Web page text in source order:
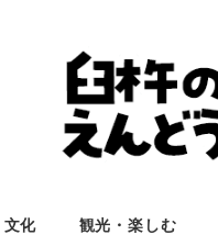
化 観光・楽しむ